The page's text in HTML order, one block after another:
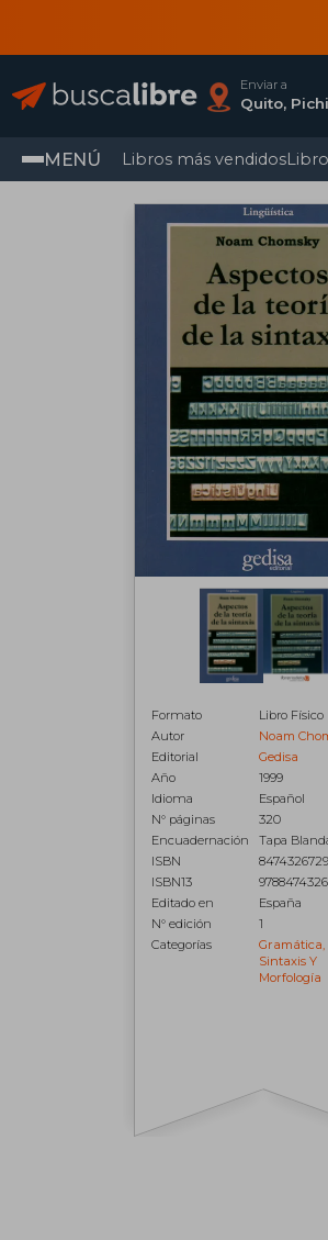
Enviar a
Quito,
MENÚ Libros más vendidos
Formato
Libro Físico
Autor
Noam
Editorial
Gedisa
Año
1999
Idioma
Español
N° páginas
320
Encuadernación
Tapa
ISBN
8474326729
ISBN13
Editado en
España
N° edición
1
Categorías
Gramática,
Sintaxis Y
Morfología